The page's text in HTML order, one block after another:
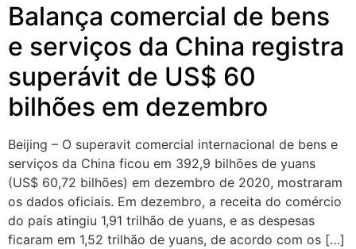
Balança comercial de bens
e serviços da China registra
superávit de US$ 60
bilhões em dezembro
Beijing – O superavit comercial internacional de bens e
serviços da China ficou em 392,9 bilhões de yuans
(US$ 60,72 bilhões) em dezembro de 2020, mostraram
os dados oficiais. Em dezembro, a receita do comércio
do país atingiu 1,91 trilhão de yuans, e as despesas
ficaram em 1,52 trilhão de yuans, de acordo com os […]